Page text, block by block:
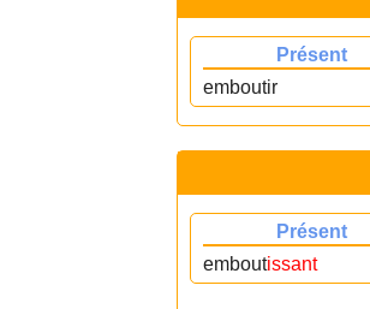
Présent
emboutir
Présent
emboutissant